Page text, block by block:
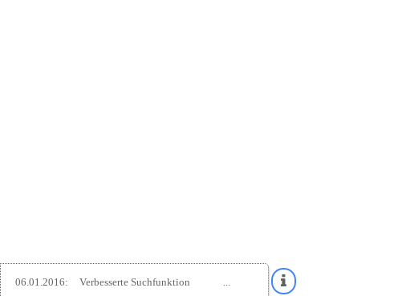
06.01.2016: Verbesserte Suchfunktion ...